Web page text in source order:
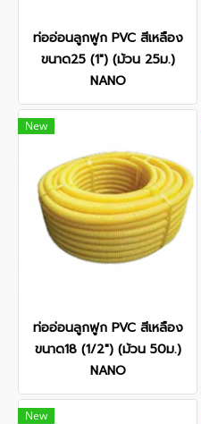
ท่ออ่อนลูกฟูก PVC สีเหลือง
ขนาด25 (1") (ม้วน 25ม.)
NANO
New
ท่ออ่อนลูกฟูก PVC สีเหลือง
ขนาด18 (1/2") (ม้วน 50ม.)
NANO
New